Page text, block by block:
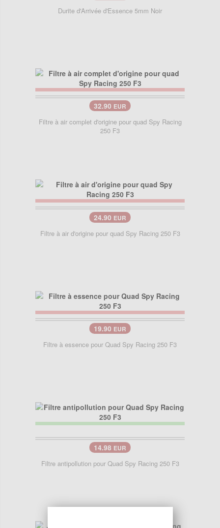
Durite d'Arrivée d'Essence 5mm Noir
32.90 EUR
Filtre à air complet d'origine pour quad Spy Racing
250 F3
24.90 EUR
Filtre à air d'origine pour quad Spy Racing 250 F3
19.90 EUR
Filtre à essence pour Quad Spy Racing 250 F3
14.98 EUR
Filtre antipollution pour Quad Spy Racing 250 F3